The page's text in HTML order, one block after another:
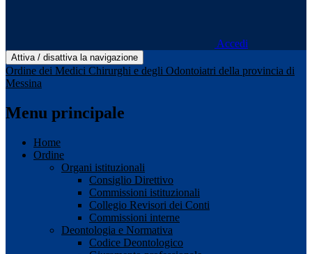
Accedi
Attiva / disattiva la navigazione
Ordine dei Medici Chirurghi e degli Odontoiatri della provincia di
Messina
Menu principale
Home
Ordine
Organi istituzionali
Consiglio Direttivo
Commissioni istituzionali
Collegio Revisori dei Conti
Commissioni interne
Deontologia e Normativa
Codice Deontologico